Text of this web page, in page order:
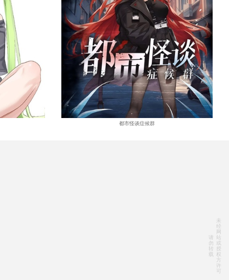
都市怪谈症候群
请
勿
转
载
未
经
网
站
或
授
权
方
许
可